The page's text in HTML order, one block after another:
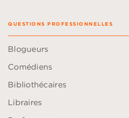
QUESTIONS PROFESSIONNELLES
Blogueurs
Comédiens
Bibliothécaires
Libraires